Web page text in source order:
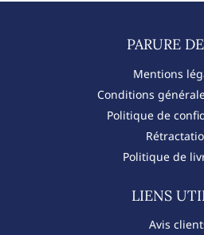
PARURE
Mentions
Conditions
Politique de
Politique de
LIENS
Avis